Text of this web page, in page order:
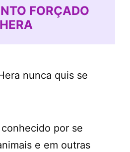
FORÇADO
nunca quis se
por se
e em outras